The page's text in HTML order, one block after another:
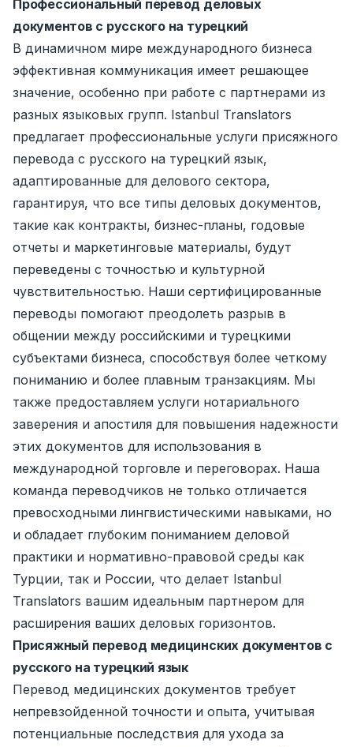
Профессиональный перевод деловых
документов с русского на турецкий
В динамичном мире международного бизнеса
эффективная коммуникация имеет решающее
значение, особенно при работе с партнерами из
разных языковых групп. Istanbul Translators
предлагает профессиональные услуги присяжного
перевода с русского на турецкий язык,
адаптированные для делового сектора,
гарантируя, что все типы деловых документов,
такие как контракты, бизнес-планы, годовые
отчеты и маркетинговые материалы, будут
переведены с точностью и культурной
чувствительностью. Наши сертифицированные
переводы помогают преодолеть разрыв в
общении между российскими и турецкими
субъектами бизнеса, способствуя более четкому
пониманию и более плавным транзакциям. Мы
также предоставляем услуги нотариального
заверения и апостиля для повышения надежности
этих документов для использования в
международной торговле и переговорах. Наша
команда переводчиков не только отличается
превосходными лингвистическими навыками, но
и обладает глубоким пониманием деловой
практики и нормативно-правовой среды как
Турции, так и России, что делает Istanbul
Translators вашим идеальным партнером для
расширения ваших деловых горизонтов.
Присяжный перевод медицинских документов с
русского на турецкий язык
Перевод медицинских документов требует
непревзойденной точности и опыта, учитывая
потенциальные последствия для ухода за